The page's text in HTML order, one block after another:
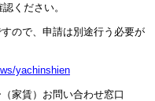
ください。
で、申請は別途行う必要が
yachinshien
賃）お問い合わせ窓口